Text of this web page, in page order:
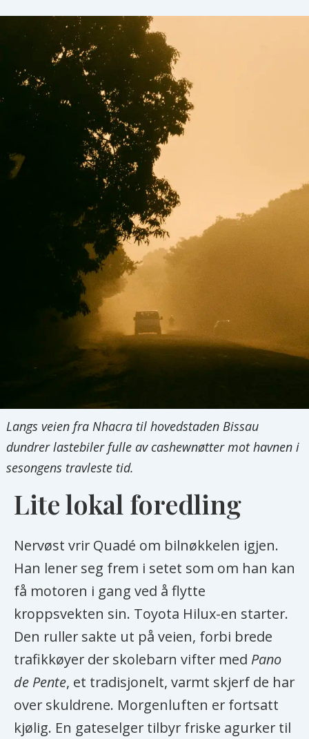
Langs veien fra Nhacra til hovedstaden Bissau
dundrer lastebiler fulle av cashewnøtter mot havnen i
sesongens travleste tid.
Lite lokal foredling
Nervøst vrir Quadé om bilnøkkelen igjen.
Han lener seg frem i setet som om han kan
få motoren i gang ved å flytte
kroppsvekten sin. Toyota Hilux-en starter.
Den ruller sakte ut på veien, forbi brede
trafikkøyer der skolebarn vifter med Pano
de Pente, et tradisjonelt, varmt skjerf de har
over skuldrene. Morgenluften er fortsatt
kjølig. En gateselger tilbyr friske agurker til